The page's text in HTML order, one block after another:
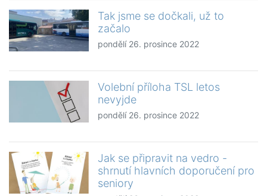
Tak jsme se dočkali, už to
začalo
pondělí 26. prosince 2022
Volební příloha TSL letos
nevyjde
pondělí 26. prosince 2022
Jak se připravit na vedro -
shrnutí hlavních doporučení pro
seniory